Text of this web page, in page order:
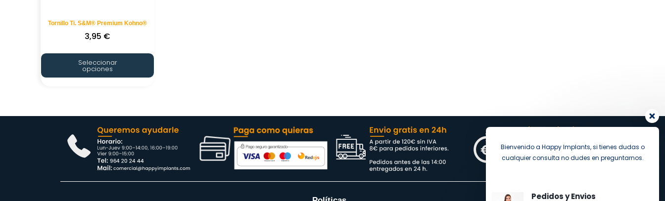
Tornillo Ti. S&M® Premium Kohno®
3,95 €
Seleccionar
opciones
Bienvenido a Happy Implants, si tienes dudas o
cualquier consulta no dudes en preguntarnos.
Pedidos y Envios